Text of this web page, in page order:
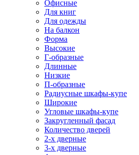
Офисные
Для книг
Для одежды
На балкон
Форма
Высокие
Г-образные
Длинные
Низкие
П-образные
Радиусные шкафы-купе
Широкие
Угловые шкафы-купе
Закругленный фасад
Количество дверей
2-х дверные
3-х дверные